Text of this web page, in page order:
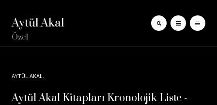
Aytül Akal
Özel
AYTÜL AKAL
Aytül Akal Kitapları Kronolojik Liste -